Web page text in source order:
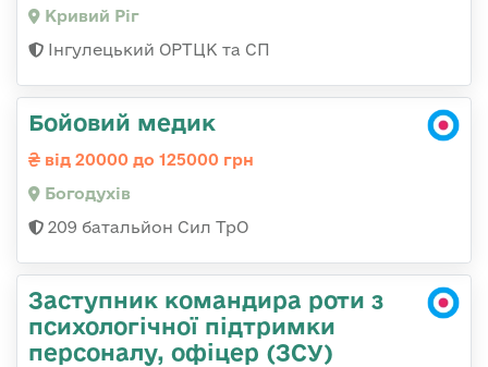
Кривий Ріг
Інгулецький ОРТЦК та СП
Бойовий медик
від 20000 до 125000 грн
Богодухів
209 батальйон Сил ТрО
Заступник командира роти з
психологічної підтримки
персоналу, офіцер (ЗСУ)